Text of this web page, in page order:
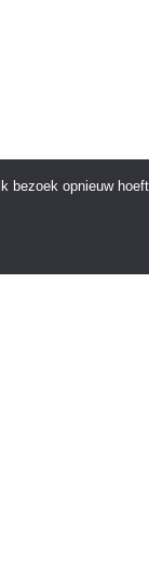
bezoek opnieuw